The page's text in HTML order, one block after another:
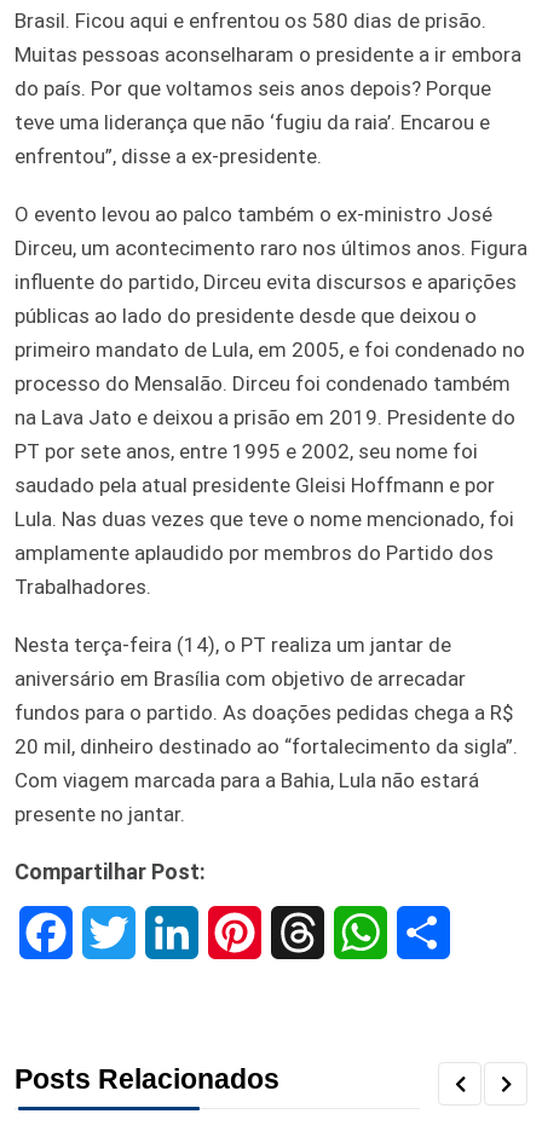
Brasil. Ficou aqui e enfrentou os 580 dias de prisão.
Muitas pessoas aconselharam o presidente a ir embora
do país. Por que voltamos seis anos depois? Porque
teve uma liderança que não ‘fugiu da raia’. Encarou e
enfrentou”, disse a ex-presidente.
O evento levou ao palco também o ex-ministro José
Dirceu, um acontecimento raro nos últimos anos. Figura
influente do partido, Dirceu evita discursos e aparições
públicas ao lado do presidente desde que deixou o
primeiro mandato de Lula, em 2005, e foi condenado no
processo do Mensalão. Dirceu foi condenado também
na Lava Jato e deixou a prisão em 2019. Presidente do
PT por sete anos, entre 1995 e 2002, seu nome foi
saudado pela atual presidente Gleisi Hoffmann e por
Lula. Nas duas vezes que teve o nome mencionado, foi
amplamente aplaudido por membros do Partido dos
Trabalhadores.
Nesta terça-feira (14), o PT realiza um jantar de
aniversário em Brasília com objetivo de arrecadar
fundos para o partido. As doações pedidas chega a R$
20 mil, dinheiro destinado ao “fortalecimento da sigla”.
Com viagem marcada para a Bahia, Lula não estará
presente no jantar.
Compartilhar Post:
e t k t
Posts Relacionados